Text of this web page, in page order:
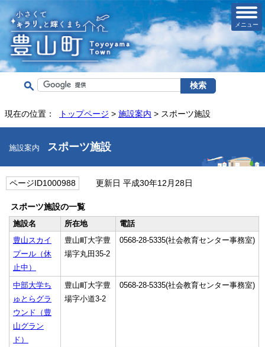
メニュー
現在の位置： トップページ > 施設案内 > スポーツ施設
施設案内 スポーツ施設
ページID1000988 更新日 平成30年12月28日
スポーツ施設の一覧
施設名
所在地
電話
豊山スカイ
プール（休
止中）
豊山町大字豊
場字丸田35-2
0568-28-5335(社会教育センター事務室)
中部大学ち
ゅとらグラ
ウンド（豊
山グラン
ド）
豊山町大字豊
場字小道3-2
0568-28-5335(社会教育センター事務室)